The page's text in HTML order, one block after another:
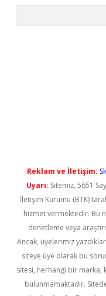
Reklam ve İletişim:
Uyarı: Sitemiz, 5651
İletişim Kurumu (BTK)
hizmet vermektedir. Bu
denetleme veya
Ancak, üyelerimiz
siteye üye olarak bu
sitesi, herhangi bir marka,
bulunmamaktadır.